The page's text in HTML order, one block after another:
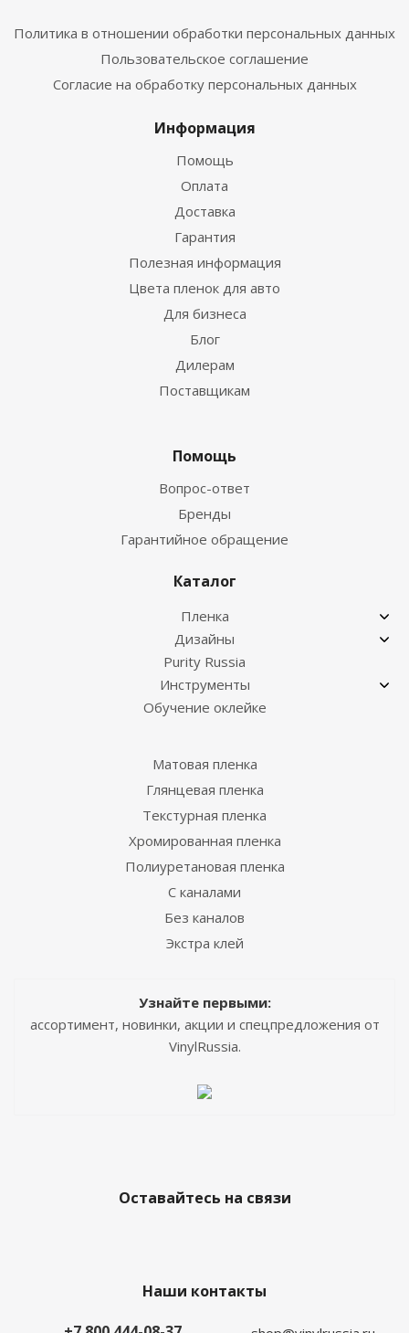
Политика в отношении обработки персональных данных
Пользовательское соглашение
Согласие на обработку персональных данных
Информация
Помощь
Оплата
Доставка
Гарантия
Полезная информация
Цвета пленок для авто
Для бизнеса
Блог
Дилерам
Поставщикам
Помощь
Вопрос-ответ
Бренды
Гарантийное обращение
Каталог
Пленка
Дизайны
Purity Russia
Инструменты
Обучение оклейке
Матовая пленка
Глянцевая пленка
Текстурная пленка
Хромированная пленка
Полиуретановая пленка
С каналами
Без каналов
Экстра клей
Узнайте первыми:
ассортимент, новинки, акции и спецпредложения от
VinylRussia.
Оставайтесь на связи
Наши контакты